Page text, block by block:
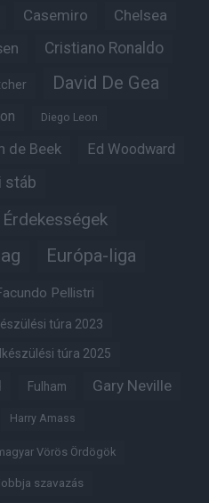
Casemiro Chelsea
Cristiano Ronaldo
David De Gea
Diego Leon
de Beek Ed Woodward
stáb
Érdekességek
Európa-liga
Pellistri
túra 2023
túra 2025
Fulham Gary Neville
Harry Amass
Vörös Ördögök
szavazás